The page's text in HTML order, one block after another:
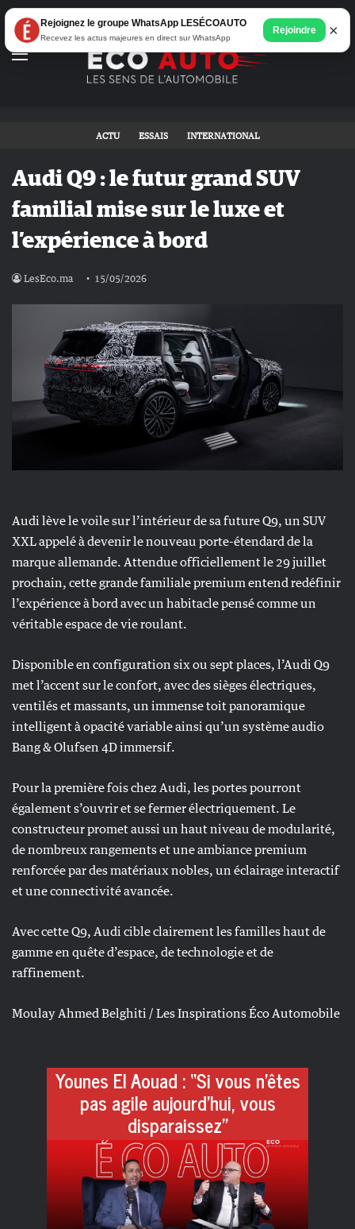
Menu
ACTU ESSAIS INTERNATIONAL
Audi Q9 : le futur grand SUV
familial mise sur le luxe et
l’expérience à bord
LesEco.ma 15/05/2026
Audi lève le voile sur l’intérieur de sa future Q9, un SUV
XXL appelé à devenir le nouveau porte-étendard de la
marque allemande. Attendue officiellement le 29 juillet
prochain, cette grande familiale premium entend redéfinir
l’expérience à bord avec un habitacle pensé comme un
véritable espace de vie roulant.
Disponible en configuration six ou sept places, l’Audi Q9
met l’accent sur le confort, avec des sièges électriques,
ventilés et massants, un immense toit panoramique
intelligent à opacité variable ainsi qu’un système audio
Bang & Olufsen 4D immersif.
Pour la première fois chez Audi, les portes pourront
également s’ouvrir et se fermer électriquement. Le
constructeur promet aussi un haut niveau de modularité,
de nombreux rangements et une ambiance premium
renforcée par des matériaux nobles, un éclairage interactif
et une connectivité avancée.
Avec cette Q9, Audi cible clairement les familles haut de
gamme en quête d’espace, de technologie et de
raffinement.
Moulay Ahmed Belghiti / Les Inspirations Éco Automobile
Younes El Aouad : “Si vous n’êtes
pas agile aujourd’hui, vous
disparaissez”
Rejoignez le groupe WhatsApp LESÉCOAUTO
Recevez les actus majeures en direct sur WhatsApp
Rejoindre ×